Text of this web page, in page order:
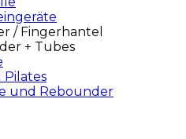
/ Fingerhantel
+ Tubes
Pilates
und Rebounder